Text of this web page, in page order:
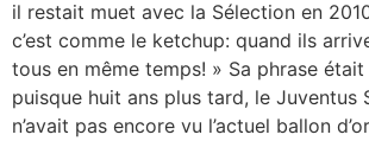
il restait muet avec la Sélection en
c’est comme le ketchup: quand ils
tous en même temps! » Sa phrase
puisque huit ans plus tard, le Juventus
n’avait pas encore vu l’actuel ballon